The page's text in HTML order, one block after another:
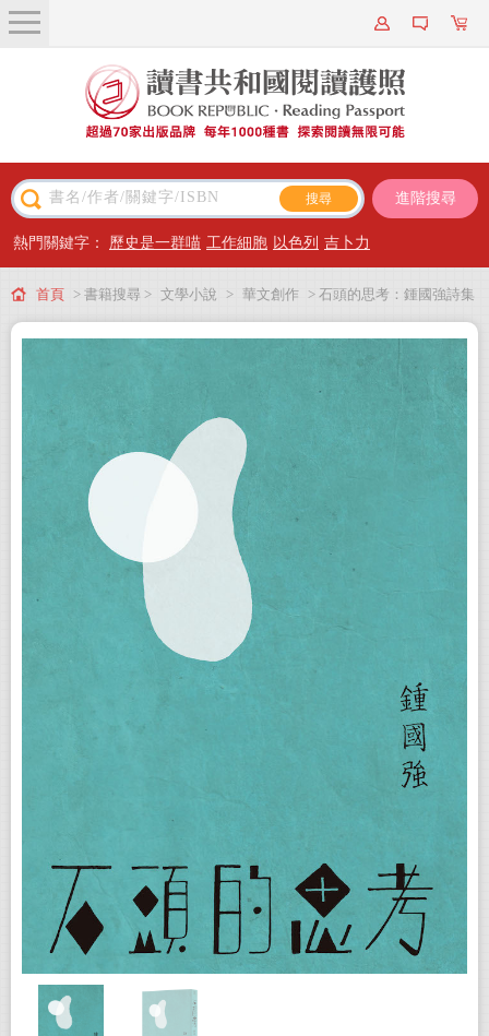
關於我們
近期新書
主題閱讀
出版專區
會員專屬
進階搜尋
熱門關鍵字： 歷史是一群喵 工作細胞 以色列 吉卜力
首頁 > 書籍搜尋 > 文學小說 > 華文創作 > 石頭的思考：鍾國強詩集